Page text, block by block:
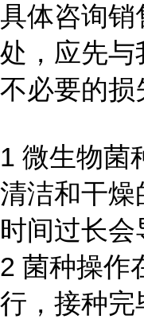
具体咨询销
处，应先与
不必要的损
1 微生物菌
清洁和干燥
时间过长会
2 菌种操作
行，接种完